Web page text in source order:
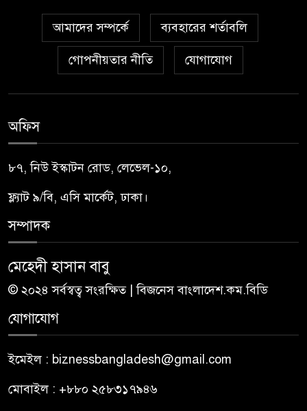
আমাদের সম্পর্কে ব্যবহারের শর্তাবলি
গোপনীয়তার নীতি যোগাযোগ
অফিস
৮৭, নিউ ইস্কাটন রোড, লেভেল-১০,
ফ্ল্যাট ৯/বি, এসি মার্কেট, ঢাকা।
সম্পাদক
মেহেদী হাসান বাবু
© ২০২৪ সর্বস্বত্ব সংরক্ষিত | বিজনেস বাংলাদেশ.কম.বিডি
যোগাযোগ
ইমেইল : biznessbangladesh@gmail.com
মোবাইল : +৮৮০ ২৫৮৩১৭৯৪৬